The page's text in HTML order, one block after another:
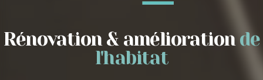
Rénovation & améliorationde
l'habitat